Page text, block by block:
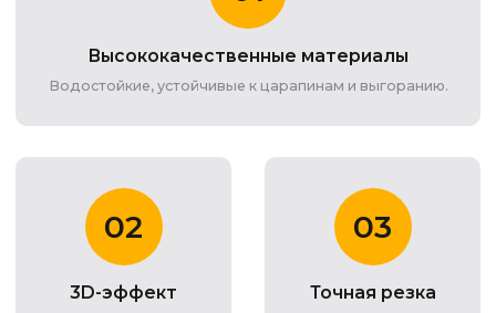
Высококачественные материалы
Водостойкие, устойчивые к царапинам и выгоранию.
02
3D-эффект
03
Точная резка